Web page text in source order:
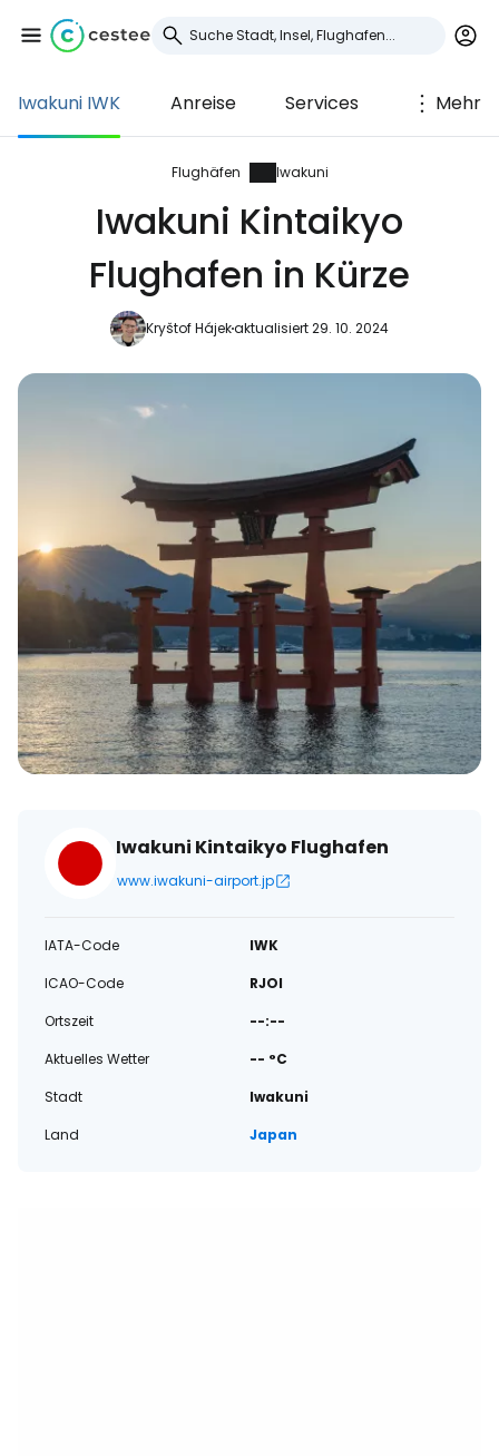
Iwakuni IWK Anreise Services Mehr
Flughäfen Iwakuni
Iwakuni Kintaikyo
Flughafen in Kürze
Kryštof Hájekaktualisiert 29. 10. 2024
Iwakuni Kintaikyo Flughafen
www.iwakuni-airport.jp
IATA-Code
IWK
ICAO-Code
RJOI
Ortszeit
--:--
Aktuelles Wetter
-- °C
Stadt
Iwakuni
Land
Japan
Anmeldung bei
Cestee
... die weltweite Reise-Community
Weiter mit E-Mail